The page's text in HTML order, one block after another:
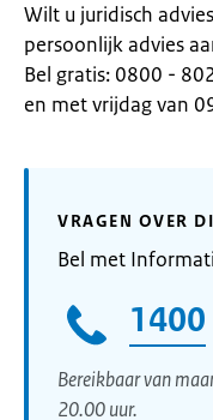
Wilt u juridisch
persoonlijk advies
Bel gratis: 0800 -
en met vrijdag van
VRAGEN OVER
Bel met
1400
Bereikbaar van
20.00 uur.